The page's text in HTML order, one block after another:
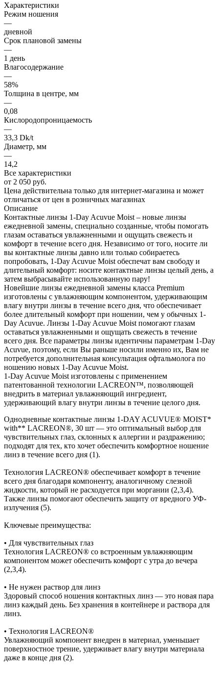
Характеристики
Режим ношения
—
дневной
Срок плановой замены
—
1 день
Влагосодержание
—
58%
Толщина в центре, мм
—
0,08
Кислородопроницаемость
—
33,3 Dk/t
Диаметр, мм
—
14,2
Все характеристики
от 2 050 руб.
Цена действительна только для интернет-магазина и может
отличаться от цен в розничных магазинах
Описание
Контактные линзы 1-Day Acuvue Moist – новые линзы
ежедневной замены, специально созданные, чтобы помогать
глазам оставаться увлажненными и ощущать свежесть и
комфорт в течение всего дня. Независимо от того, носите ли
вы контактные линзы давно или только собираетесь
попробовать, 1-Day Acuvue Moist обеспечат вам свободу и
длительный комфорт: носите контактные линзы целый день, а
затем выбрасывайте использованную пару!
Новейшие линзы ежедневной замены класса Premium
изготовлены с увлажняющим компонентом, удерживающим
влагу внутри линзы в течение всего дня, что обеспечивает
более длительный комфорт при ношении, чем у обычных 1-
Day Acuvue. Линзы 1-Day Acuvue Moist помогают глазам
оставаться увлажненными и ощущать свежесть в течение
всего дня. Все параметры линзы идентичны параметрам 1-Day
Acuvue, поэтому, если Вы раньше носили именно их, Вам не
потребуется дополнительная консультация офтальмолога по
ношению новых 1-Day Acuvue Moist.
1-Day Acuvue Moist изготовлены с применением
патентованной технологии LACREON™, позволяющей
внедрить в материал увлажняющий ингредиент,
удерживающий влагу внутри линзы в течение целого дня.
Однодневные контактные линзы 1-DAY ACUVUE® MOIST*
with** LACREON®, 30 шт — это оптимальный выбор для
чувствительных глаз, склонных к аллергии и раздражению;
подходят для тех, кто хочет обеспечить комфортное ношение
линз в течение всего дня (1).
Технология LACREON® обеспечивает комфорт в течение
всего дня благодаря компоненту, аналогичному слезной
жидкости, который не расходуется при моргании (2,3,4).
Также линзы помогают обеспечить защиту от вредного УФ-
излучения (5).
Ключевые преимущества:
• Для чувствительных глаз
Технология LACREON® со встроенным увлажняющим
компонентом может обеспечить комфорт с утра до вечера
(2,3,4).
• Не нужен раствор для линз
Здоровый способ ношения контактных линз — это новая пара
линз каждый день. Без хранения в контейнере и раствора для
линз.
• Технология LACREON®
Увлажняющий компонент внедрен в материал, уменьшает
поверхностное трение, удерживает влагу внутри материала
даже в конце дня (2).